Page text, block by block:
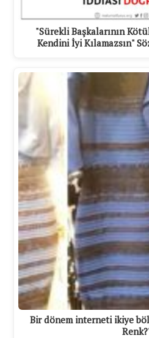
"Sürekli Başkalarının
Kendini İyi Kılamazsın"
Bir dönem interneti ikiye